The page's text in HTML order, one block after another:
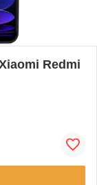
Redmi